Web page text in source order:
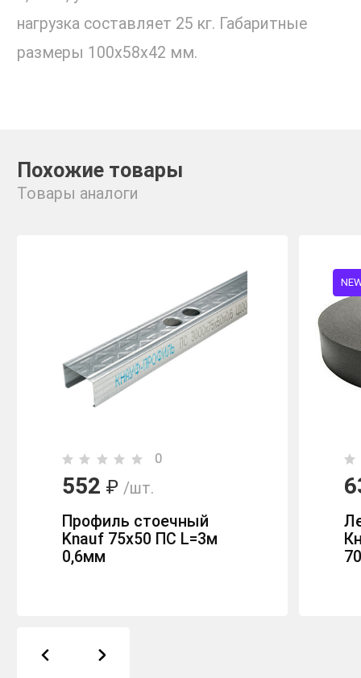
нагрузка составляет 25 кг. Габаритные
размеры 100х58х42 мм.
Похожие товары
Товары аналоги
0
552 ₽ /шт.
Профиль стоечный
Knauf 75x50 ПС L=3м
0,6мм